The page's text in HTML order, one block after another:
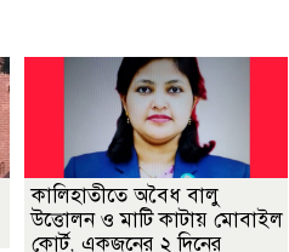
কালিহাতীতে অবৈধ বালু
উত্তোলন ও মাটি কাটায় মোবাইল
কোর্ট, একজনের ২ দিনের